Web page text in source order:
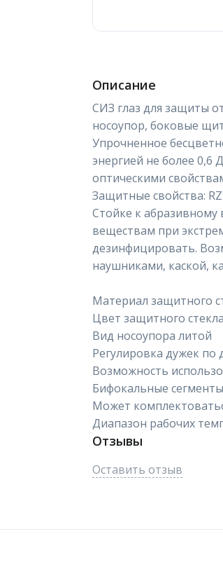
Описание
СИЗ глаз для защиты
носоупор, боковые
Упрочненное
энергией не более
оптическими
Защитные свойства: RZ
Стойке к
веществам при
дезинфицировать.
наушниками, каской,
Материал защитного
Цвет защитного
Вид носоупора литой
Регулировка дужек по
Возможность
Бифокальные
Может
Диапазон рабочих
Отзывы
Оставить отзыв